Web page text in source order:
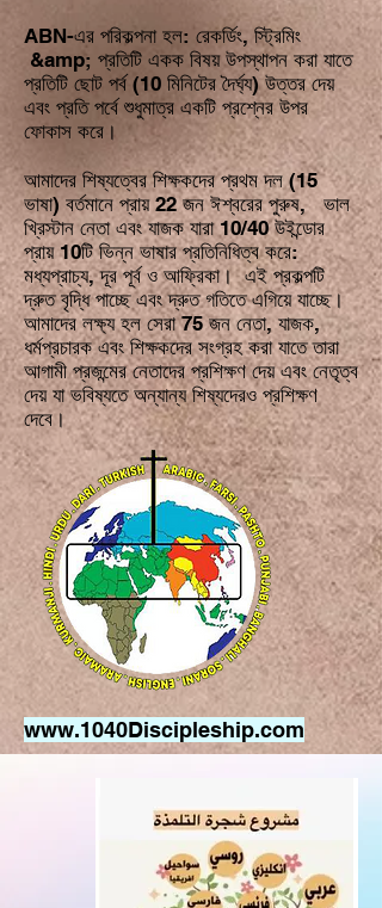
ABN-এর পরিকল্পনা হল: রেকর্ডিং, স্ট্রিমিং
&amp; প্রতিটি একক বিষয় উপস্থাপন করা যাতে
প্রতিটি ছোট পর্ব (10 মিনিটের দৈর্ঘ্য) উত্তর দেয়
এবং প্রতি পর্বে শুধুমাত্র একটি প্রশ্নের উপর
ফোকাস করে।
আমাদের শিষ্যত্বের শিক্ষকদের প্রথম দল (15
ভাষা) বর্তমানে প্রায় 22 জন ঈশ্বরের পুরুষ, ভাল
খ্রিস্টান নেতা এবং যাজক যারা 10/40 উইন্ডোর
প্রায় 10টি ভিন্ন ভাষার প্রতিনিধিত্ব করে:
মধ্যপ্রাচ্য, দূর পূর্ব ও আফ্রিকা। এই প্রকল্পটি
দ্রুত বৃদ্ধি পাচ্ছে এবং দ্রুত গতিতে এগিয়ে যাচ্ছে।
আমাদের লক্ষ্য হল সেরা 75 জন নেতা, যাজক,
ধর্মপ্রচারক এবং শিক্ষকদের সংগ্রহ করা যাতে তারা
আগামী প্রজন্মের নেতাদের প্রশিক্ষণ দেয় এবং নেতৃত্ব
দেয় যা ভবিষ্যতে অন্যান্য শিষ্যদেরও প্রশিক্ষণ
দেবে।
www.1040Discipleship.com